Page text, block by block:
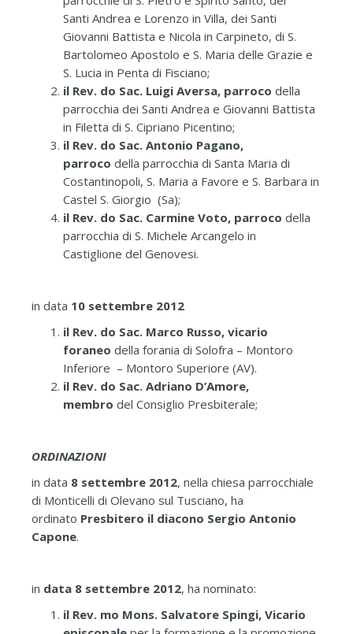
Santi Andrea e Lorenzo in Villa, dei Santi
Giovanni Battista e Nicola in Carpineto, di S.
Bartolomeo Apostolo e S. Maria delle Grazie e
S. Lucia in Penta di Fisciano;
il Rev. do Sac. Luigi Aversa, parroco della
parrocchia dei Santi Andrea e Giovanni Battista
in Filetta di S. Cipriano Picentino;
il Rev. do Sac. Antonio Pagano,
parroco della parrocchia di Santa Maria di
Costantinopoli, S. Maria a Favore e S. Barbara in
Castel S. Giorgio (Sa);
il Rev. do Sac. Carmine Voto, parroco della
parrocchia di S. Michele Arcangelo in
Castiglione del Genovesi.
in data 10 settembre 2012
il Rev. do Sac. Marco Russo, vicario
foraneo della forania di Solofra – Montoro
Inferiore – Montoro Superiore (AV).
il Rev. do Sac. Adriano D’Amore,
membro del Consiglio Presbiterale;
ORDINAZIONI
in data 8 settembre 2012, nella chiesa parrocchiale
di Monticelli di Olevano sul Tusciano, ha
ordinato Presbitero il diacono Sergio Antonio
Capone.
in data 8 settembre 2012, ha nominato:
il Rev. mo Mons. Salvatore Spingi, Vicario